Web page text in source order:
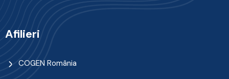
Afilieri
COGEN România